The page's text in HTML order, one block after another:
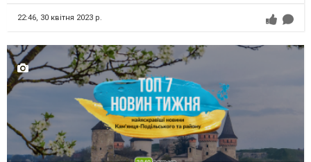
22:46, 30 квітня 2023 р.